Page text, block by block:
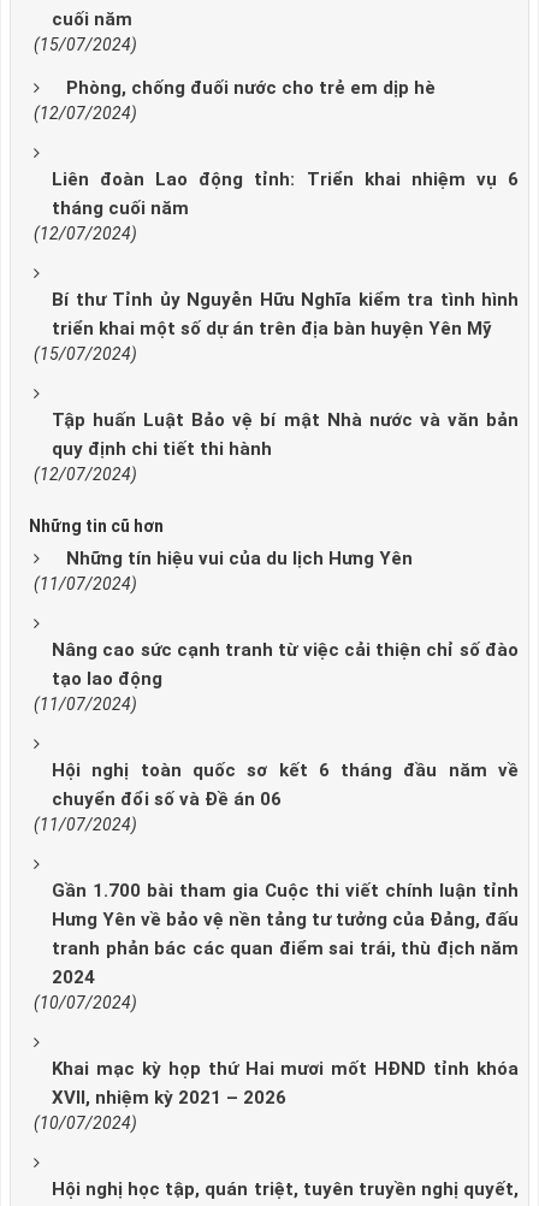
cuối năm
(15/07/2024)
Phòng, chống đuối nước cho trẻ em dịp hè
(12/07/2024)
Liên đoàn Lao động tỉnh: Triển khai nhiệm vụ 6
tháng cuối năm
(12/07/2024)
Bí thư Tỉnh ủy Nguyễn Hữu Nghĩa kiểm tra tình hình
triển khai một số dự án trên địa bàn huyện Yên Mỹ
(15/07/2024)
Tập huấn Luật Bảo vệ bí mật Nhà nước và văn bản
quy định chi tiết thi hành
(12/07/2024)
Những tin cũ hơn
Những tín hiệu vui của du lịch Hưng Yên
(11/07/2024)
Nâng cao sức cạnh tranh từ việc cải thiện chỉ số đào
tạo lao động
(11/07/2024)
Hội nghị toàn quốc sơ kết 6 tháng đầu năm về
chuyển đổi số và Đề án 06
(11/07/2024)
Gần 1.700 bài tham gia Cuộc thi viết chính luận tỉnh
Hưng Yên về bảo vệ nền tảng tư tưởng của Đảng, đấu
tranh phản bác các quan điểm sai trái, thù địch năm
2024
(10/07/2024)
Khai mạc kỳ họp thứ Hai mươi mốt HĐND tỉnh khóa
XVII, nhiệm kỳ 2021 – 2026
(10/07/2024)
Hội nghị học tập, quán triệt, tuyên truyền nghị quyết,